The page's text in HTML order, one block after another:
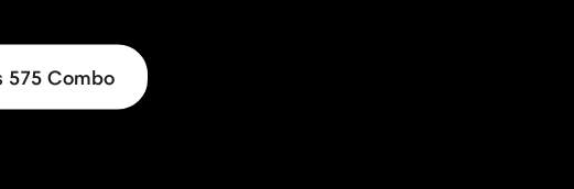
575 Combo